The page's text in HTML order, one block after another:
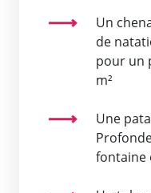
Un
de
pour un
m²
Une
fontaine